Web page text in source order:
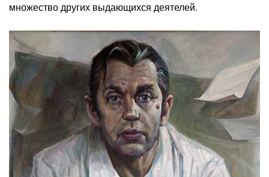
множество других выдающихся деятелей.